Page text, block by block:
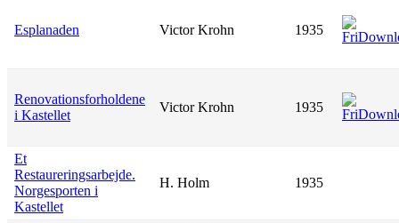
Esplanaden Victor Krohn 1935
Renovationsforholdene
i Kastellet
Victor Krohn 1935
Et
Restaureringsarbejde.
Norgesporten i
Kastellet
H. Holm 1935